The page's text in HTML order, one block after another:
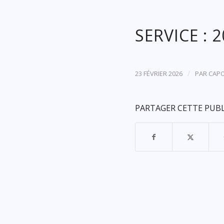
SERVICE :
23 FÉVRIER 2026 / PAR
PARTAGER CETTE